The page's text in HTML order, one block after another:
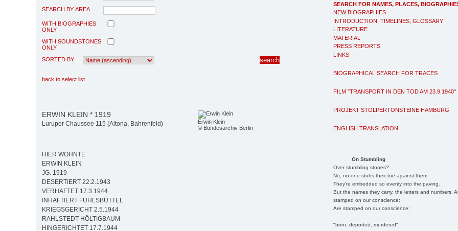
SEARCH FOR NAMES, PLACES,
NEW BIOGRAPHIES
INTRODUCTION, TIMELINES, GLOSSARY
LITERATURE
MATERIAL
PRESS REPORTS
LINKS
BIOGRAPHICAL SEARCH FOR TRACES
FILM "TRANSPORT IN DEN TOD AM 23.9.1940"
PROJEKT STOLPERTONSTEINE HAMBURG
ENGLISH TRANSLATION
On Stumbling
Over stumbling stones?
No, no one stubs their toe against them.
They're embedded so evenly into the paving.
But the names they carry, the letters and numbers,
stamped on our conscience;
Are stamped on our conscience;
"born, deported, murdered"
SEARCH BY AREA
WITH BIOGRAPHIES
ONLY
WITH SOUNDSTONES
ONLY
SORTED BY
back to select list
Erwin Klein
© Bundesarchiv Berlin
ERWIN KLEIN * 1919
Luruper Chaussee 115 (Altona, Bahrenfeld)
HIER WOHNTE
ERWIN KLEIN
JG. 1919
DESERTIERT 22.2.1943
VERHAFTET 17.3.1944
INHAFTIERT FUHLSBÜTTEL
KRIEGSGERICHT 2.5.1944
RAHLSTEDT-HÖLTIGBAUM
HINGERICHTET 17.7.1944